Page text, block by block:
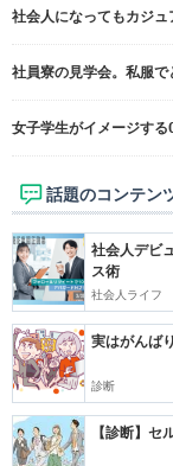
社会人になってもカジ
社員寮の見学会。私服
女子学生がイメージする
話題のコンテン
社会人デビ
ス術
社会人ライフ
実はがんば
診断
【診断】